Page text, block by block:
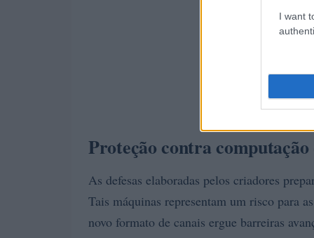
I want
Proteção contra
As defesas elaboradas pelos criadores
Tais máquinas representam um risco para
novo formato de canais ergue barreiras